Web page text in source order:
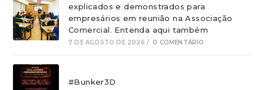
explicados e demonstrados para
empresários em reunião na Associação
Comercial. Entenda aqui também
7 DE AGOSTO DE 2026 / 0 COMENTÁRIO
#Bunker3D